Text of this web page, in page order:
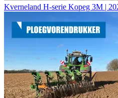
Kverneland H-serie Kopeg 3M |